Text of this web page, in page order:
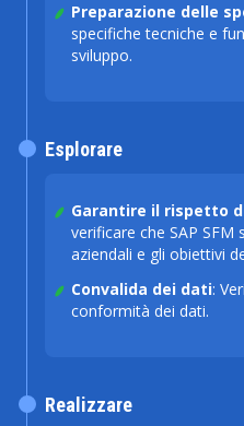
Preparazione delle
specifiche tecniche e
sviluppo.
Garantire il rispetto
verificare che SAP SFM
aziendali e gli obiettivi
Convalida dei dati:
conformità dei dati.
Esplorare
Realizzare